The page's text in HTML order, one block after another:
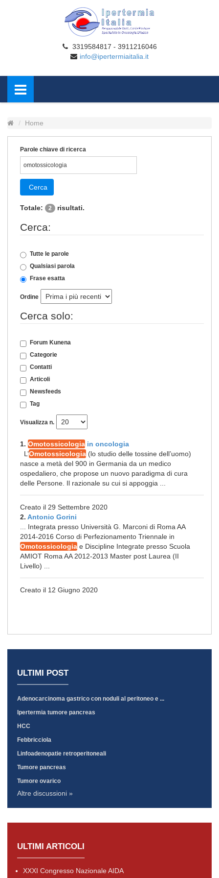
3319584817 - 3911216046
info@ipertermiaitalia.it
Home
Parole chiave di ricerca
Cerca
Totale: 2 risultati.
Cerca:
Tutte le parole
Qualsiasi parola
Frase esatta
Ordine
Cerca solo:
Forum Kunena
Categorie
Contatti
Articoli
Newsfeeds
Tag
Visualizza n.
1. Omotossicologia in oncologia
L’Omotossicologia (lo studio delle tossine dell’uomo)
nasce a metà del 900 in Germania da un medico
ospedaliero, che propose un nuovo paradigma di cura
delle Persone. Il razionale su cui si appoggia ...
Creato il 29 Settembre 2020
2. Antonio Gorini
... Integrata presso Università G. Marconi di Roma AA
2014-2016 Corso di Perfezionamento Triennale in
Omotossicologia e Discipline Integrate presso Scuola
AMIOT Roma AA 2012-2013 Master post Laurea (II
Livello) ...
Creato il 12 Giugno 2020
ULTIMI POST
Adenocarcinoma gastrico con noduli al peritoneo e ...
Ipertermia tumore pancreas
HCC
Febbricciola
Linfoadenopatie retroperitoneali
Tumore pancreas
Tumore ovarico
Altre discussioni »
ULTIMI ARTICOLI
XXXI Congresso Nazionale AIDA